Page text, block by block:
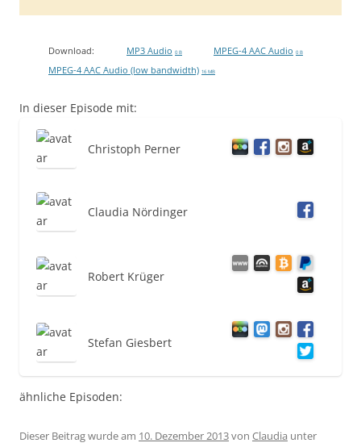
Download: MP3 Audio 0 B MPEG-4 AAC Audio 0 B
MPEG-4 AAC Audio (low bandwidth) 16 MB
In dieser Episode mit:
Christoph Perner
Claudia Nördinger
Robert Krüger
Stefan Giesbert
ähnliche Episoden:
Dieser Beitrag wurde am 10. Dezember 2013von Claudia unter